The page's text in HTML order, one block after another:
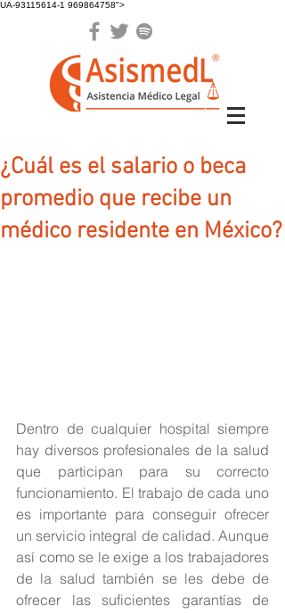
UA-93115614-1 969864758">
¿Cuál es el salario o beca
promedio que recibe un
médico residente en México?
Dentro de cualquier hospital siempre
hay diversos profesionales de la salud
que participan para su correcto
funcionamiento. El trabajo de cada uno
es importante para conseguir ofrecer
un servicio integral de calidad. Aunque
así como se le exige a los trabajadores
de la salud también se les debe de
ofrecer las suficientes garantías de